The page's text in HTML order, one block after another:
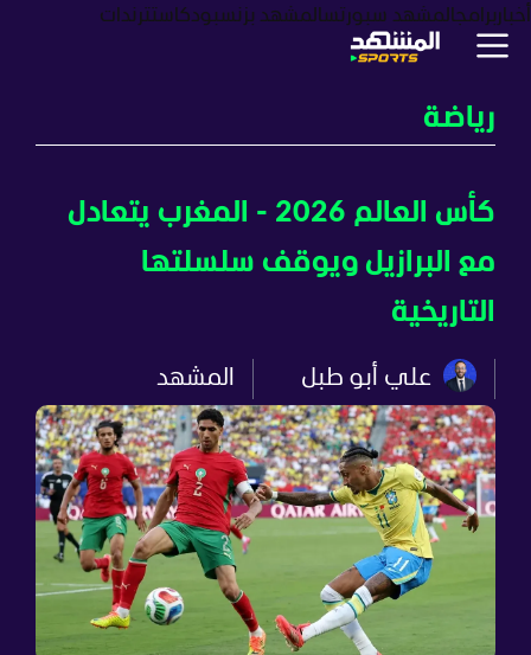
أخبار برامجالمشهد سبورتسالمشهد بزنسبودكاستترندات
رياضة
كأس العالم 2026 - المغرب يتعادل
مع البرازيل ويوقف سلسلتها
التاريخية
علي أبو طبل المشهد